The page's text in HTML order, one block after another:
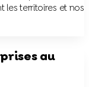
territoires et nos
au